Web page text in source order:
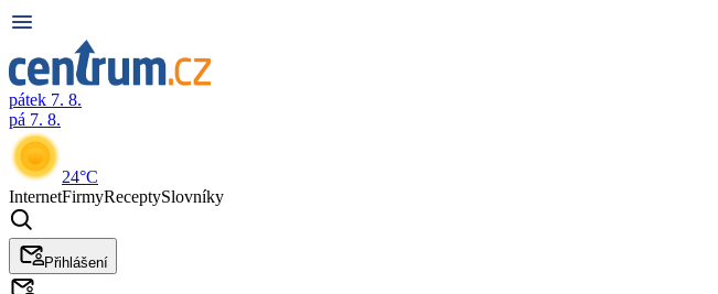
pátek 7. 8.
pá 7. 8.
24°C
InternetFirmyReceptySlovníky
Přihlášení